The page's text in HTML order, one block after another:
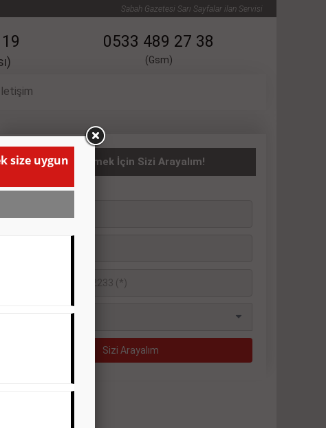
Sabah Gazetesi Sarı Sayfalar ilan Servisi
0533 489 27 38
(Gsm)
KİRALIK İlanı Vermek İçin Sizi Arayalım!
size uygun